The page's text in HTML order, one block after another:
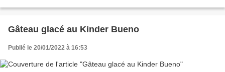
Gâteau glacé au Kinder Bueno
Publié le 20/01/2022 à 16:53